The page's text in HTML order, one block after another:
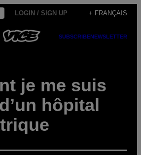
LOGIN / SIGN UP + FRANÇAIS
SUBSCRIBENEWSLETTER
je me suis
hôpital